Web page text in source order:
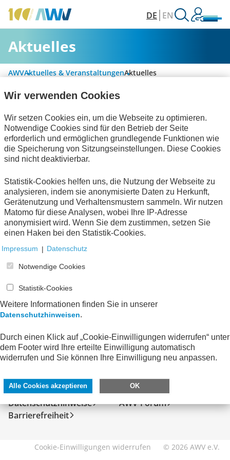
DE EN
Aktuelles
AWVAktuelles & VeranstaltungenAktuelles
Alle Kategorien
Digitalisierung & Modernisierung
Informationswirtschaft
Technische Standards
Keine Nachrichten verfügbar.
SERVICE
Kontakt
Impressum
Datenschutzhinweise
Barrierefreiheit
DIREKT ZU
FeRD
eXTra
AWV-Forum
Cookie-Einwilligungen widerrufen © 2026 AWV e.V.
Wir verwenden Cookies
Wir setzen Cookies ein, um die Webseite zu optimieren.
Notwendige Cookies sind für den Betrieb der Seite
erforderlich und ermöglichen grundlegende Funktionen wie
die Speicherung von Sitzungseinstellungen. Diese Cookies
sind nicht deaktivierbar.
Statistik-Cookies helfen uns, die Nutzung der Webseite zu
analysieren, indem sie anonymisierte Daten zu Herkunft,
Gerätenutzung und Verhaltensmustern sammeln. Wir nutzen
Matomo für diese Analysen, wobei Ihre IP-Adresse
anonymisiert wird. Wenn Sie dem zustimmen, setzen Sie
einen Haken bei den Statistik-Cookies.
Impressum | Datenschutz
Notwendige Cookies
Statistik-Cookies
Weitere Informationen finden Sie in unserer
Datenschutzhinweisen.
Durch einen Klick auf „Cookie-Einwilligungen widerrufen“ unter
dem Footer wird Ihre erteilte Einwilligung automatisch
widerrufen und Sie können Ihre Einwilligung neu anpassen.
Alle Cookies akzeptieren OK